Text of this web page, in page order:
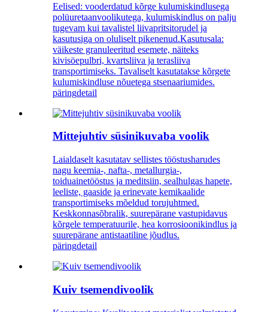
Eelised: vooderdatud kõrge kulumiskindlusega
polüuretaanvoolikutega, kulumiskindlus on palju
tugevam kui tavalistel liivapritsitorudel ja
kasutusiga on oluliselt pikenenud.Kasutusala:
väikeste granuleeritud esemete, näiteks
kivisöepulbri, kvartsliiva ja terasliiva
transportimiseks. Tavaliselt kasutatakse kõrgete
kulumiskindluse nõuetega stsenaariumides.
päringdetail
Mittejuhtiv süsinikuvaba voolik
Laialdaselt kasutatav sellistes tööstusharudes
nagu keemia-, nafta-, metallurgia-,
toiduainetööstus ja meditsiin, sealhulgas hapete,
leeliste, gaaside ja erinevate kemikaalide
transportimiseks mõeldud torujuhtmed.
Keskkonnasõbralik, suurepärane vastupidavus
kõrgele temperatuurile, hea korrosioonikindlus ja
suurepärane antistaatiline jõudlus.
päringdetail
Kuiv tsemendivoolik